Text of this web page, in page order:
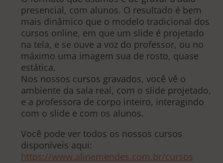
presencial, com alunos. O resultado é bem
mais dinâmico que o modelo tradicional dos
cursos online, em que um slide é projetado
na tela, e se ouve a voz do professor, ou no
máximo uma imagem sua de rosto, quase
estática.
Nos nossos cursos gravados, você vê o
ambiente da sala real, com o slide projetado,
e a professora de corpo inteiro, interagindo
com o slide e com os alunos.
Você pode ver todos os nossos cursos
disponíveis aqui:
https://www.alinemendes.com.br/cursos